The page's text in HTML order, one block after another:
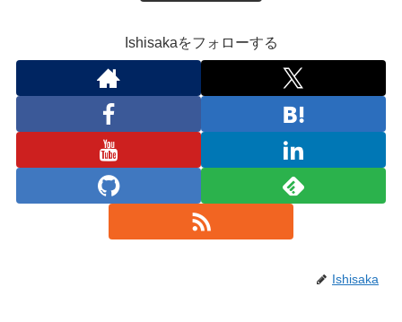
Ishisakaをフォローする
Ishisaka